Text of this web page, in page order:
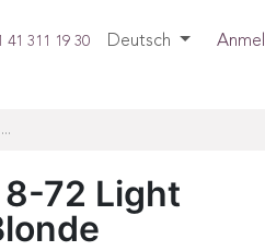
41 311 19 30 Deutsch
72 Light